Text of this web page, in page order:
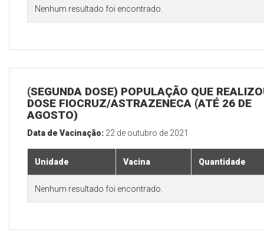
Nenhum resultado foi encontrado.
(SEGUNDA DOSE) POPULAÇÃO QUE
DOSE FIOCRUZ/ASTRAZENECA (ATÉ 26 DE
AGOSTO)
Data de Vacinação: 22 de outubro de 2021
Unidade Vacina Quantidade
Nenhum resultado foi encontrado.